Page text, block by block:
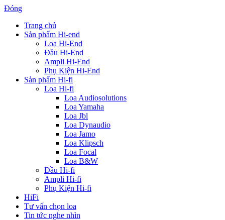
Đóng
Trang chủ
Sản phẩm Hi-end
Loa Hi-End
Đầu Hi-End
Ampli Hi-End
Phụ Kiện Hi-End
Sản phẩm Hi-fi
Loa Hi-fi
Loa Audiosolutions
Loa Yamaha
Loa Jbl
Loa Dynaudio
Loa Jamo
Loa Klipsch
Loa Focal
Loa B&W
Đầu Hi-fi
Ampli Hi-fi
Phụ Kiện Hi-fi
HiFi
Tư vấn chọn loa
Tin tức nghe nhìn